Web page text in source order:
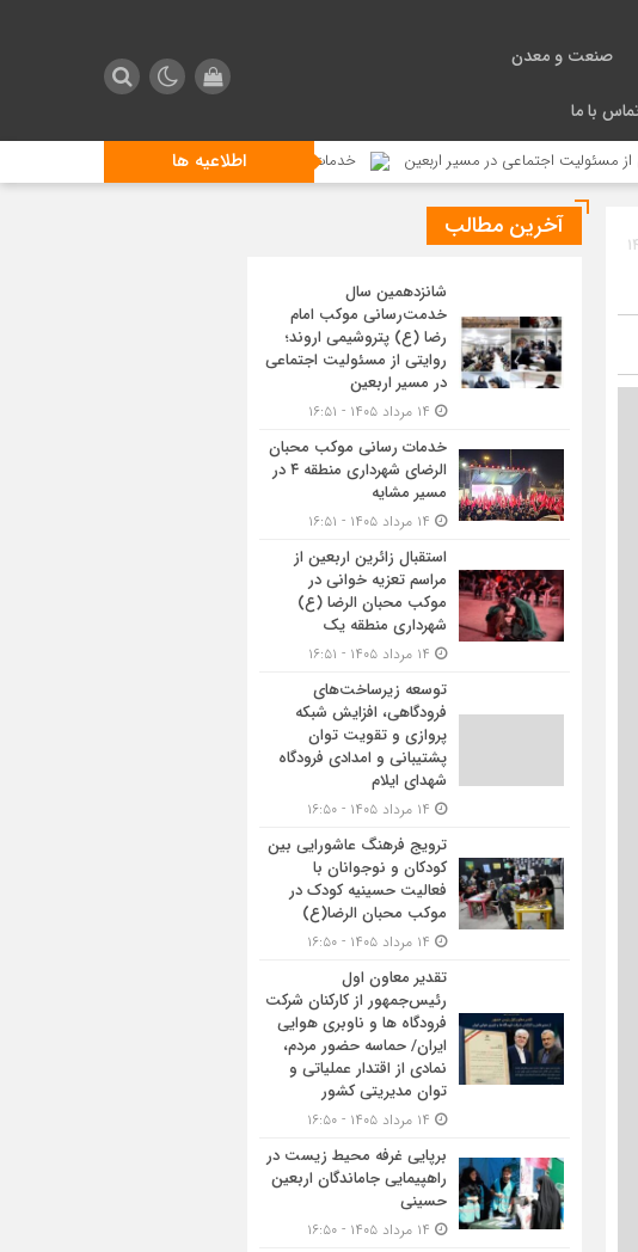
صنعت و معدن
با ما
اطلاعیه ها اجتماعی در مسیر اربعین خدمات رسانی موکب محبان الرضای شهرداری منطقه ۴ در مسیر مشایه
14
آخرین مطالب
شانزدهمین سال
خدمت‌رسانی موکب امام
رضا (ع) پتروشیمی اروند؛
روایتی از مسئولیت اجتماعی
در مسیر اربعین
خدمات رسانی موکب محبان
الرضای شهرداری منطقه ۴ در
مسیر مشایه
استقبال زائرین اربعین از
مراسم تعزیه خوانی در
موکب محبان الرضا (ع)
شهرداری منطقه یک
توسعه زیرساخت‌های
فرودگاهی، افزایش شبکه
پروازی و تقویت توان
پشتیبانی و امدادی فرودگاه
شهدای ایلام
ترویج فرهنگ عاشورایی بین
کودکان و نوجوانان با
فعالیت حسینیه کودک در
موکب محبان الرضا(ع)
تقدیر معاون اول
رئیس‌جمهور از کارکنان شرکت
فرودگاه ها و ناوبری هوایی
ایران/ حماسه حضور مردم،
نمادی از اقتدار عملیاتی و
توان مدیریتی کشور
برپایی غرفه محیط زیست در
راهپیمایی جاماندگان اربعین
حسینی